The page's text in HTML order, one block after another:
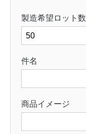
製造希望ロット数
件名
商品イメージ